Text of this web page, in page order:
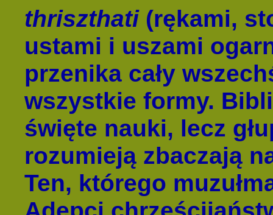
thriszthati (rękami,
ustami i uszami
przenika cały
wszystkie formy.
święte nauki, lecz
rozumieją zbaczają
Ten, którego